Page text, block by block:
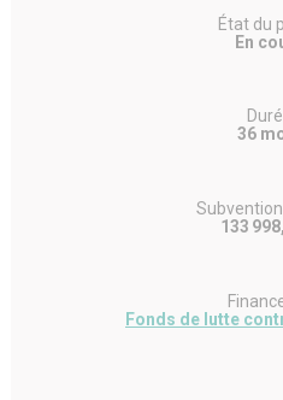
État du
En
36
133
Fonds de lutte